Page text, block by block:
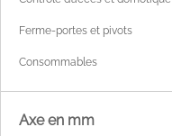
Ferme-portes et pivots
Consommables
Axe en mm